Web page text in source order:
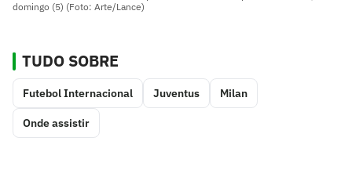
domingo (5) (Foto: Arte/Lance)
TUDO SOBRE
Futebol Internacional Juventus Milan
Onde assistir